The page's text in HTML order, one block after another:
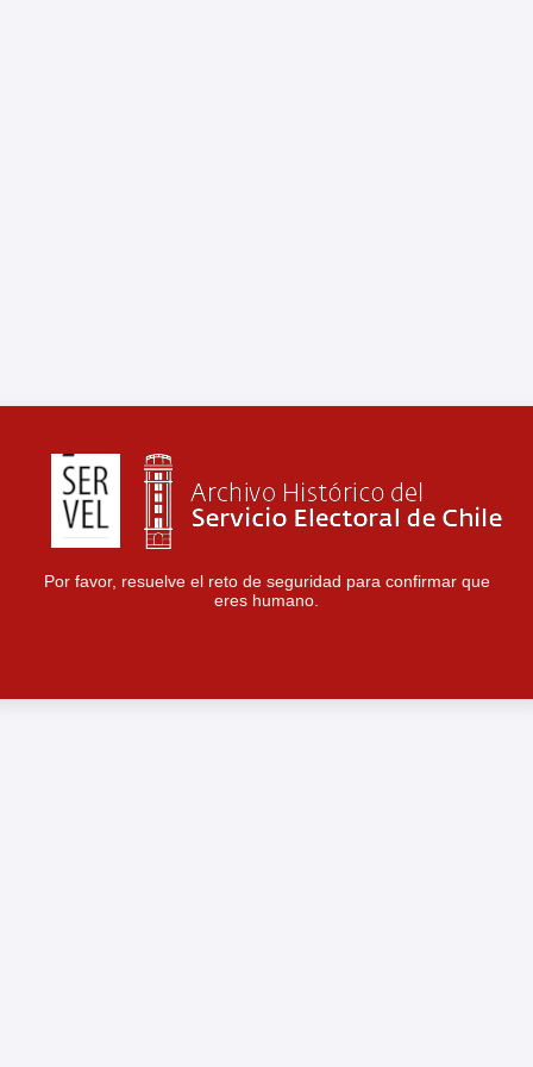
Por favor, resuelve el reto de seguridad para confirmar que
eres humano.